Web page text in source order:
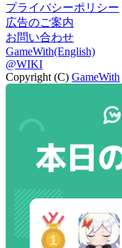
プライバシーポリシー
広告のご案内
お問い合わせ
GameWith(English)
@WIKI
Copyright (C) GameWith